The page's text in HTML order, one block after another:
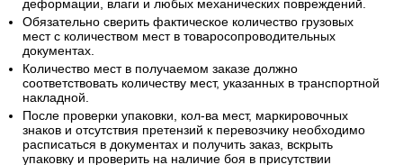
деформации, влаги и любых механических повреждений.
Обязательно сверить фактическое количество грузовых
мест с количеством мест в товаросопроводительных
документах.
Количество мест в получаемом заказе должно
соответствовать количеству мест, указанных в транспортной
накладной.
После проверки упаковки, кол-ва мест, маркировочных
знаков и отсутствия претензий к перевозчику необходимо
расписаться в документах и получить заказ, вскрыть
упаковку и проверить на наличие боя в присутствии